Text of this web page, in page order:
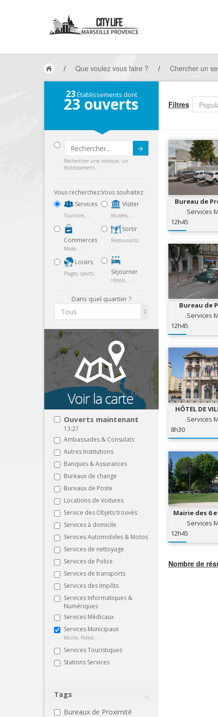
/ Que voulez vous faire ? / Chercher un
23Établissements dont
23 ouverts
Submit
Rechercher une marque, un
établissement...
Vous recherchez:
Services
Tourisme, ...
Commerces
Mode, ...
Loisirs
Plages, sports,
...
Vous souhaitez:
Visiter
Musées, ...
Sortir
Restaurants,
...
Séjourner
Hôtels, ...
Dans quel quartier ?
Tous
Ouverts maintenant
13:27
Ambassades & Consulats
Autres Institutions
Banques & Assurances
Bureaux de change
Bureaux de Poste
Locations de Voitures
Service des Objets trouvés
Services à domicile
Services Automobiles & Motos
Services de nettoyage
Services de Police
Services de transports
Services des Impôts
Services Informatiques &
Numériques
Services Médicaux
Services Municipaux
Mairie, Police, ...
Services Touristiques
Stations Services
Tags
Bureaux de Proximité
Filtres
Bureau de
de
Services
12h45
Bureau de
Services
12h45
HÔTEL DE
Services
8h30
Mairie des 6
Services
12h45
Nombre de